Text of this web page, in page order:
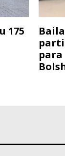
175
para